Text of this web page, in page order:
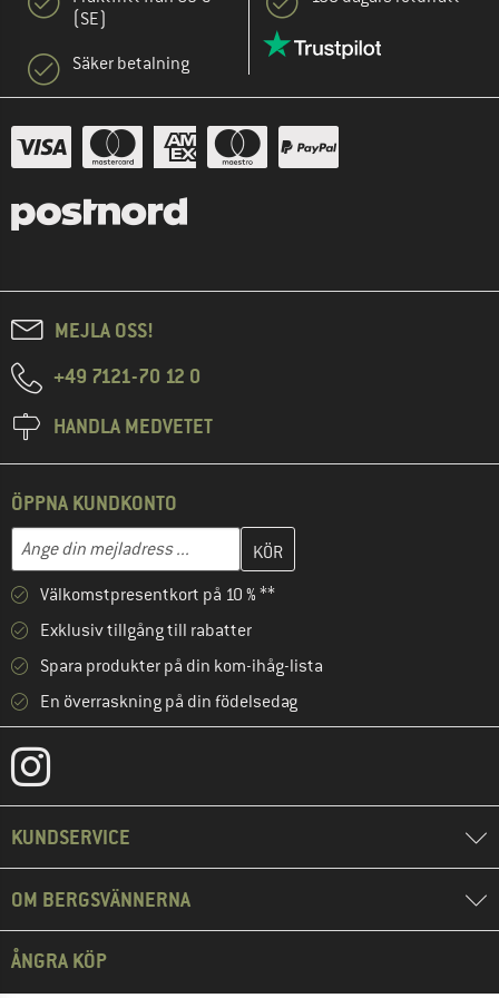
(SE)
Säker betalning
MEJLA OSS!
+49 7121-70 12 0
HANDLA MEDVETET
ÖPPNA KUNDKONTO
Mejladress
Skriv in din e-postadress här och skapa ditt kundkonto i nästa
Välkomstpresentkort på 10 % **
Exklusiv tillgång till rabatter
Spara produkter på din kom-ihåg-lista
En överraskning på din födelsedag
KUNDSERVICE
OM BERGSVÄNNERNA
ÅNGRA KÖP